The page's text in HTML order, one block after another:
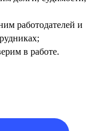
работодателей и
в работе.